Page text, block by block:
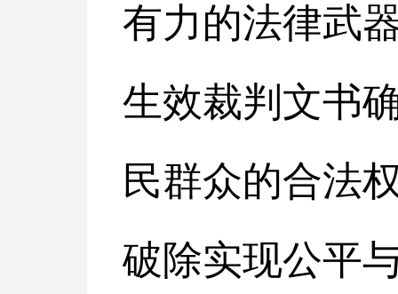
有力的法律武
生效裁判文书
民群众的合法
破除实现公平